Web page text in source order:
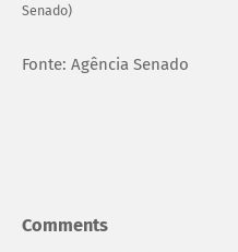
Senado)
Fonte: Agência Senado
Comments